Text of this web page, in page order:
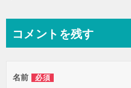
ビ
ー
コメントを残す
名前 必須